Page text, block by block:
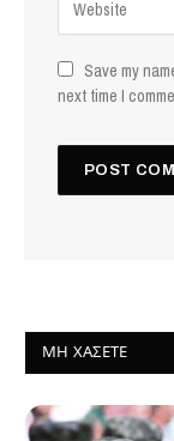
Save my
next time I
ΜΗ ΧΆΣΕΤΕ